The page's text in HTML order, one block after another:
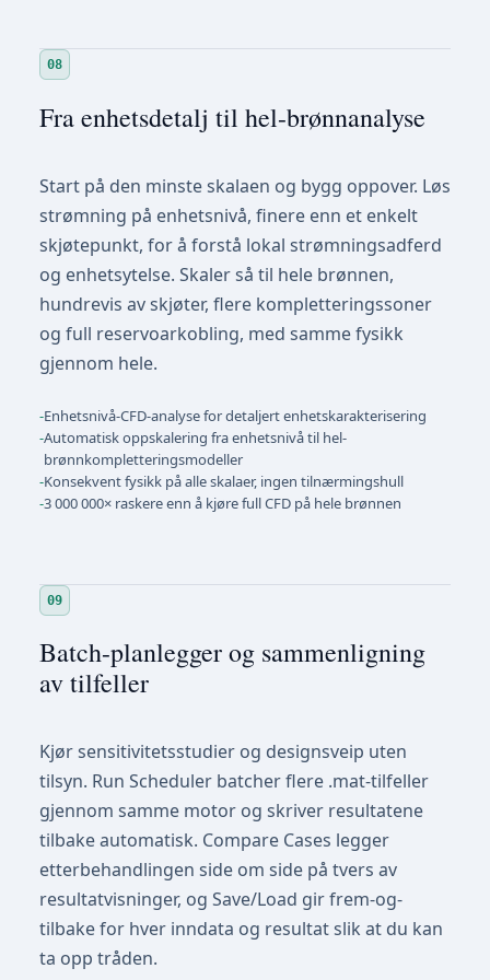
08
Fra enhetsdetalj til hel-brønnanalyse
Start på den minste skalaen og bygg oppover. Løs
strømning på enhetsnivå, finere enn et enkelt
skjøtepunkt, for å forstå lokal strømningsadferd
og enhetsytelse. Skaler så til hele brønnen,
hundrevis av skjøter, flere kompletteringssoner
og full reservoarkobling, med samme fysikk
gjennom hele.
-Enhetsnivå-CFD-analyse for detaljert enhetskarakterisering
-Automatisk oppskalering fra enhetsnivå til hel-
brønnkompletteringsmodeller
-Konsekvent fysikk på alle skalaer, ingen tilnærmingshull
-3 000 000× raskere enn å kjøre full CFD på hele brønnen
09
Batch-planlegger og sammenligning
av tilfeller
Kjør sensitivitetsstudier og designsveip uten
tilsyn. Run Scheduler batcher flere .mat-tilfeller
gjennom samme motor og skriver resultatene
tilbake automatisk. Compare Cases legger
etterbehandlingen side om side på tvers av
resultatvisninger, og Save/Load gir frem-og-
tilbake for hver inndata og resultat slik at du kan
ta opp tråden.